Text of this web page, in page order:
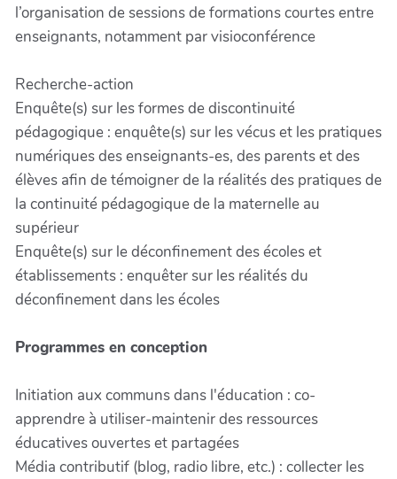
l’organisation de sessions de formations courtes entre
enseignants, notamment par visioconférence
Recherche-action
Enquête(s) sur les formes de discontinuité
pédagogique : enquête(s) sur les vécus et les pratiques
numériques des enseignants-es, des parents et des
élèves afin de témoigner de la réalités des pratiques de
la continuité pédagogique de la maternelle au
supérieur
Enquête(s) sur le déconfinement des écoles et
établissements : enquêter sur les réalités du
déconfinement dans les écoles
Programmes en conception
Initiation aux communs dans l'éducation : co-
apprendre à utiliser-maintenir des ressources
éducatives ouvertes et partagées
Média contributif (blog, radio libre, etc.) : collecter les